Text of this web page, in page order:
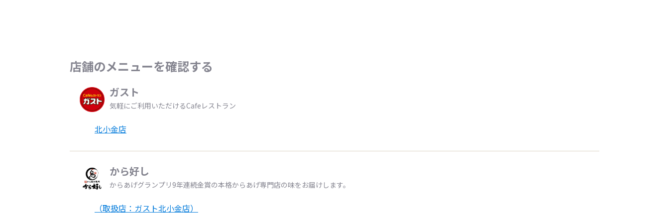
店舗のメニューを確認する
ガスト
気軽にご利用いただけるCafeレストラン
北小金店
から好し
からあげグランプリ9年連続金賞の本格からあげ専門店の味をお届けします。
（取扱店：ガスト北小金店）